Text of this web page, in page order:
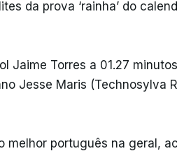
da prova ‘rainha’ do
Jaime Torres a 01.27
Jesse Maris (Technosylva
melhor português na geral,